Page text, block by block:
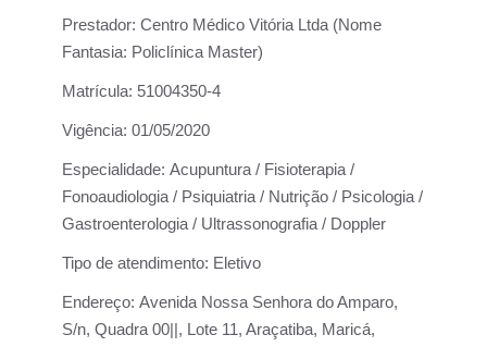
Prestador: Centro Médico Vitória Ltda (Nome
Fantasia: Policlínica Master)
Matrícula: 51004350-4
Vigência: 01/05/2020
Especialidade: Acupuntura / Fisioterapia /
Fonoaudiologia / Psiquiatria / Nutrição / Psicologia /
Gastroenterologia / Ultrassonografia / Doppler
Tipo de atendimento: Eletivo
Endereço: Avenida Nossa Senhora do Amparo,
S/n, Quadra 00||, Lote 11, Araçatiba, Maricá,